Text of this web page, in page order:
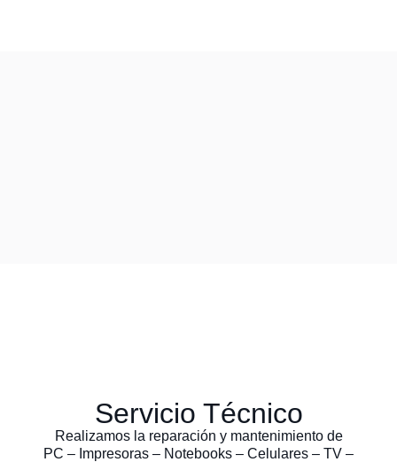
Servicio Técnico
Realizamos la reparación y mantenimiento de
PC – Impresoras – Notebooks – Celulares – TV –